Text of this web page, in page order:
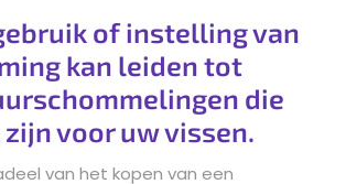
of instelling van
kan leiden tot
die
voor uw vissen.
van het kopen van een